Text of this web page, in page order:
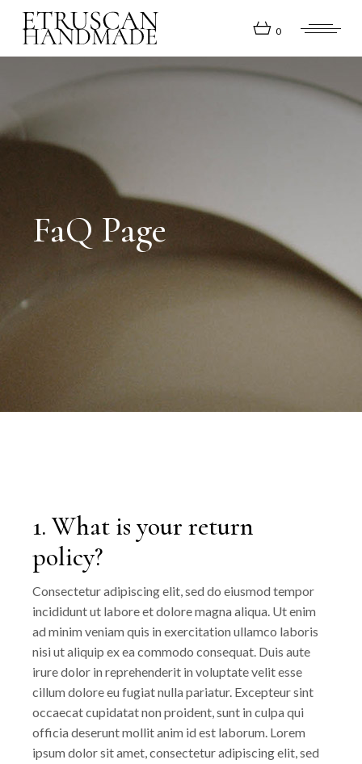
0
FaQ Page
1. What is your return
policy?
Consectetur adipiscing elit, sed do eiusmod tempor
incididunt ut labore et dolore magna aliqua. Ut enim
ad minim veniam quis in exercitation ullamco laboris
nisi ut aliquip ex ea commodo consequat. Duis aute
irure dolor in reprehenderit in voluptate velit esse
cillum dolore eu fugiat nulla pariatur. Excepteur sint
occaecat cupidatat non proident, sunt in culpa qui
officia deserunt mollit anim id est laborum. Lorem
ipsum dolor sit amet, consectetur adipiscing elit, sed